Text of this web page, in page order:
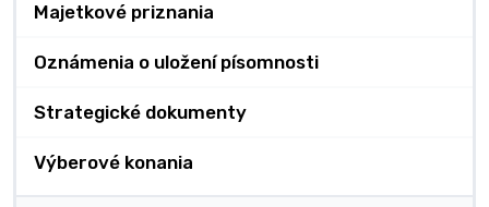
Majetkové priznania
Oznámenia o uložení písomnosti
Strategické dokumenty
Výberové konania